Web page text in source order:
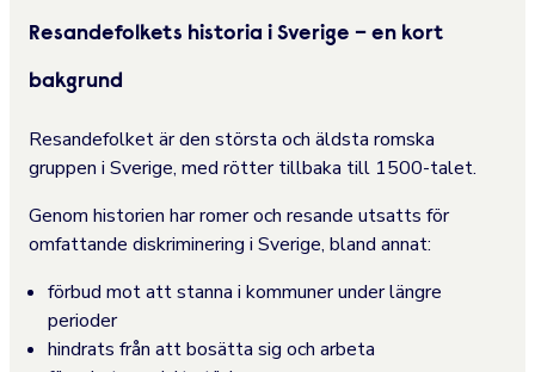
Resandefolkets historia i Sverige – en kort
bakgrund
Resandefolket är den största och äldsta romska
gruppen i Sverige, med rötter tillbaka till 1500-talet.
Genom historien har romer och resande utsatts för
omfattande diskriminering i Sverige, bland annat:
förbud mot att stanna i kommuner under längre
perioder
hindrats från att bosätta sig och arbeta